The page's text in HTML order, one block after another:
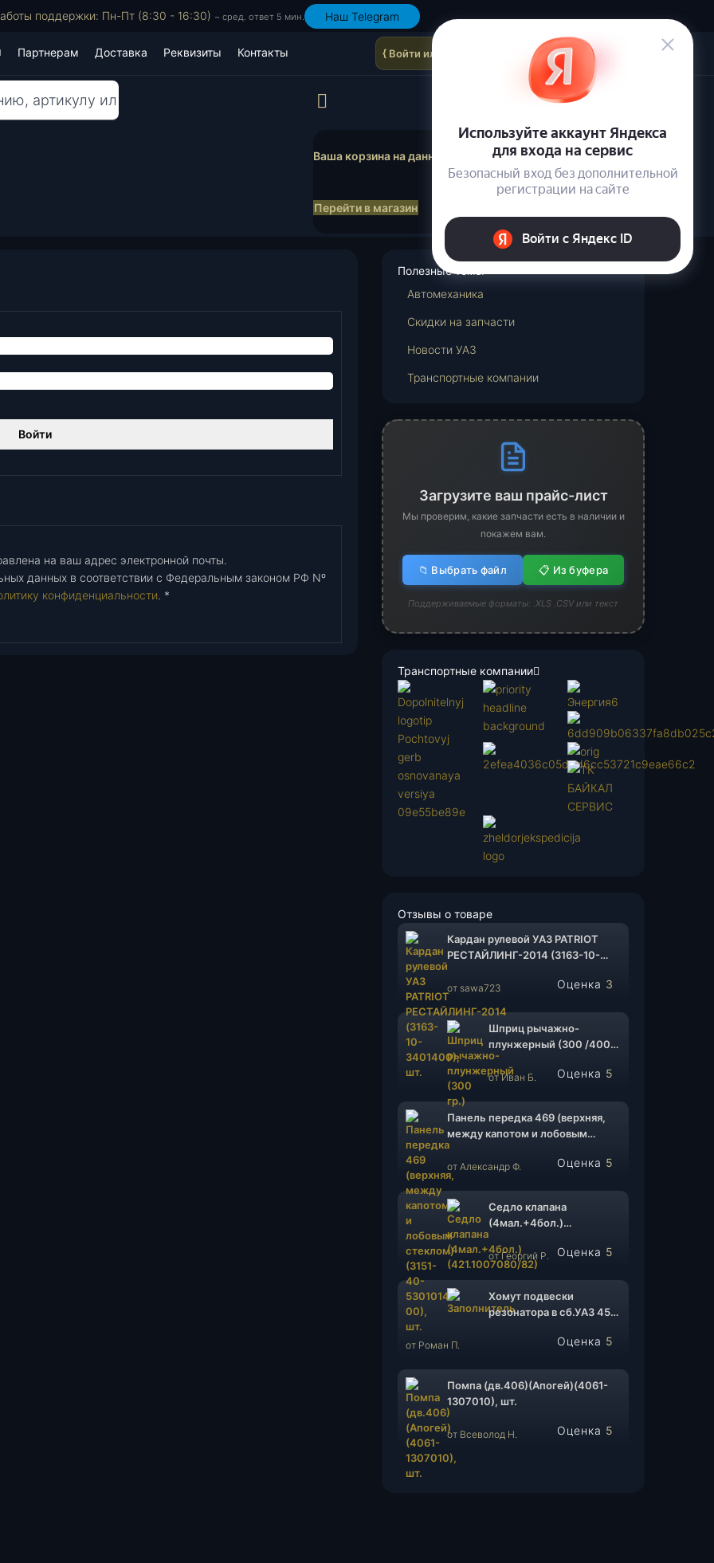
поддержки: Пн-Пт (8:30 - 16:30) ~ сред. ответ 5 мин. Наш Telegram
Партнерам Доставка Реквизиты Контакты { Войти или зарегистрироваться }
Ваша корзина на данный момент пуста.
Перейти в магазин
Войти
​​на ваш адрес электронной почты.
данных в соответствии с Федеральным законом РФ Nº
конфиденциальности. *
Полезные темы
Автомеханика
Cкидки на запчасти
Новости УАЗ
Транспортные компании
Загрузите ваш прайс-лист
Мы проверим, какие запчасти есть в наличии и
покажем вам.
📁 Выбрать файл 📋 Из буфера
Поддерживаемые форматы: .XLS .CSV или текст
Транспортные компании
Отзывы о товаре
Кардан рулевой УАЗ PATRIOT
РЕСТАЙЛИНГ-2014 (3163-10-
Оценка 3
от sawa723
Шприц рычажно-
плунжерный (300 /400
гр.), шт.
Оценка 5
от Иван Б.
Панель передка 469 (верхняя,
между капотом и лобовым
стеклом)(3151-40-5301014-00),
шт.
Оценка 5
от Александр Ф.
Седло клапана
(4мал.+4бол.)
Оценка 5
от Георгий Р.
Хомут подвески
резонатора в сб.УАЗ 452,
1203070/315123-Оценка 5
от Роман П.
Помпа (дв.406)(Апогей)(4061-
1307010), шт.
Оценка 5
от Всеволод Н.